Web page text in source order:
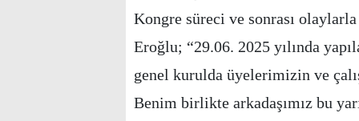
Kongre süreci ve sonrası
Eroğlu; “29.06. 2025 yılında
genel kurulda üyelerimizin ve
Benim birlikte arkadaşımız bu